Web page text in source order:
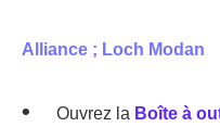
Alliance ; Loch Modan
Ouvrez la Boîte à